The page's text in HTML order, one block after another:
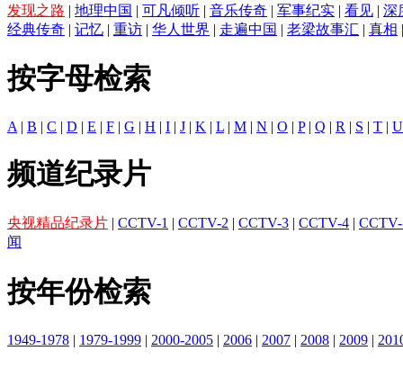
发现之路 | 地理中国 | 可凡倾听 | 音乐传奇 | 军事纪实 | 看见 | 深
经典传奇 | 记忆 | 重访 | 华人世界 | 走遍中国 | 老梁故事汇 | 真相
按字母检索
A | B | C | D | E | F | G | H | I | J | K | L | M | N | O | P| Q | R | S | T | U
频道纪录片
央视精品纪录片 | CCTV-1 | CCTV-2 | CCTV-3 | CCTV-4 |
闻
按年份检索
1949-1978 | 1979-1999 | 2000-2005 | 2006 | 2007 | 2008 | 2009 |